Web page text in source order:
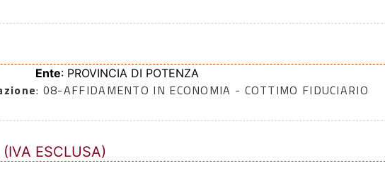
Ente: PROVINCIA DI POTENZA
: 08-AFFIDAMENTO IN ECONOMIA - COTTIMO FIDUCIARIO
ESCLUSA)